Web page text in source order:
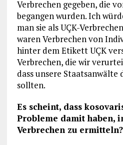
Verbrechen gegeben, die
begangen wurden. Ich
man sie als UÇK-
waren Verbrechen von
hinter dem Etikett UÇK
Verbrechen, die wir
dass unsere
sollten.
Es scheint, dass
Probleme damit haben,
Verbrechen zu ermitteln?